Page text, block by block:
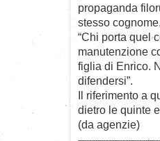
propaganda
stesso
“Chi porta quel
manutenzione
figlia di Enrico.
difendersi”.
Il riferimento a
dietro le quinte
(da agenzie)